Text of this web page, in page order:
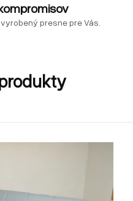
presne pre Vás.